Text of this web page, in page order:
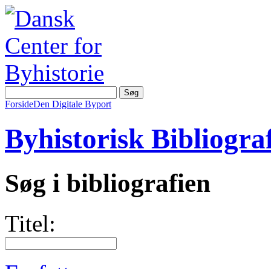
ForsideDen Digitale Byport
Byhistorisk
Søg i bibliografien
Titel: